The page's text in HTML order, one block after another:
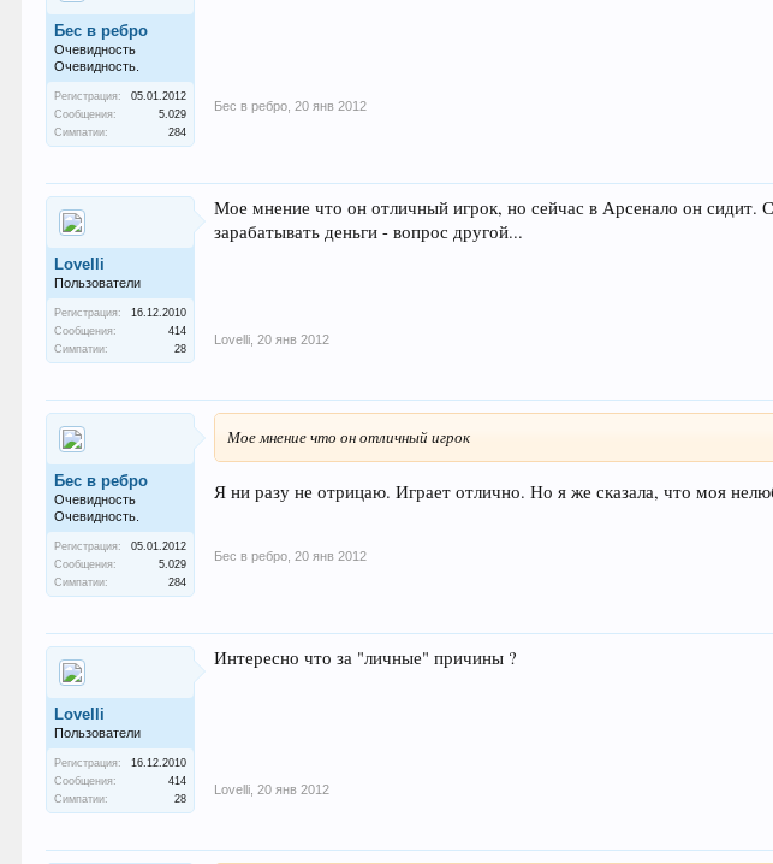
Бес в ребро
Очевидность
Очевидность.
Регистрация:
05.01.2012
Сообщения:
5.029
Симпатии:
284
Бес в ребро 20 янв 2012
Lovelli
Пользователи
Регистрация:
16.12.2010
Сообщения:
414
Симпатии:
28
Мое мнение что он отличный игрок, но сейчас в Арсенало он сидит.
зарабатывать деньги - вопрос другой...
Lovelli 20 янв 2012
Бес в ребро
Очевидность
Очевидность.
Регистрация:
05.01.2012
Сообщения:
5.029
Симпатии:
284
Мое мнение что он отличный игрок
Я ни разу не отрицаю. Играет отлично. Но я же сказала, что моя
Бес в ребро 20 янв 2012
Lovelli
Пользователи
Регистрация:
16.12.2010
Сообщения:
414
Симпатии:
28
Интересно что за "личные" причины ?
Lovelli 20 янв 2012